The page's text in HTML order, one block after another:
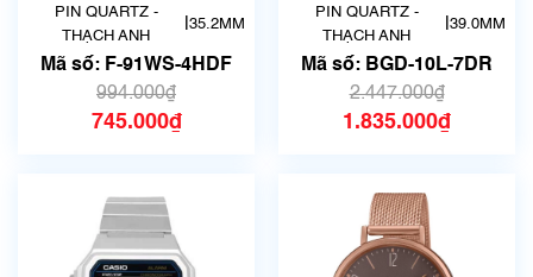
4HDF chính hãng
PIN QUARTZ -
THẠCH ANH
35.2MM
Mã số: F-91WS-4HDF
994.000₫
745.000₫
7DR Chính Hãng
PIN QUARTZ -
THẠCH ANH
39.0MM
Mã số: BGD-10L-7DR
2.447.000₫
1.835.000₫